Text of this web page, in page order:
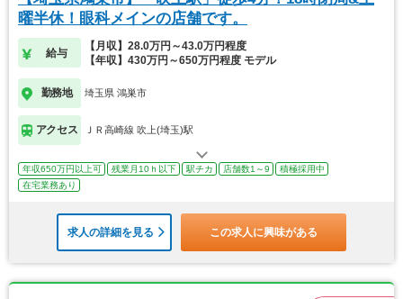
曜半休！眼科メインの店舗です。
給与
【月収】28.0万円～43.0万円程度
【年収】430万円～650万円程度 モデル
勤務地 埼玉県 鴻巣市
アクセス ＪＲ高崎線 吹上(埼玉)駅
年収650万円以上可 残業月10ｈ以下 駅チカ 店舗数1～9
積極採用中
在宅業務あり
求人の詳細を見る この求人に興味がある